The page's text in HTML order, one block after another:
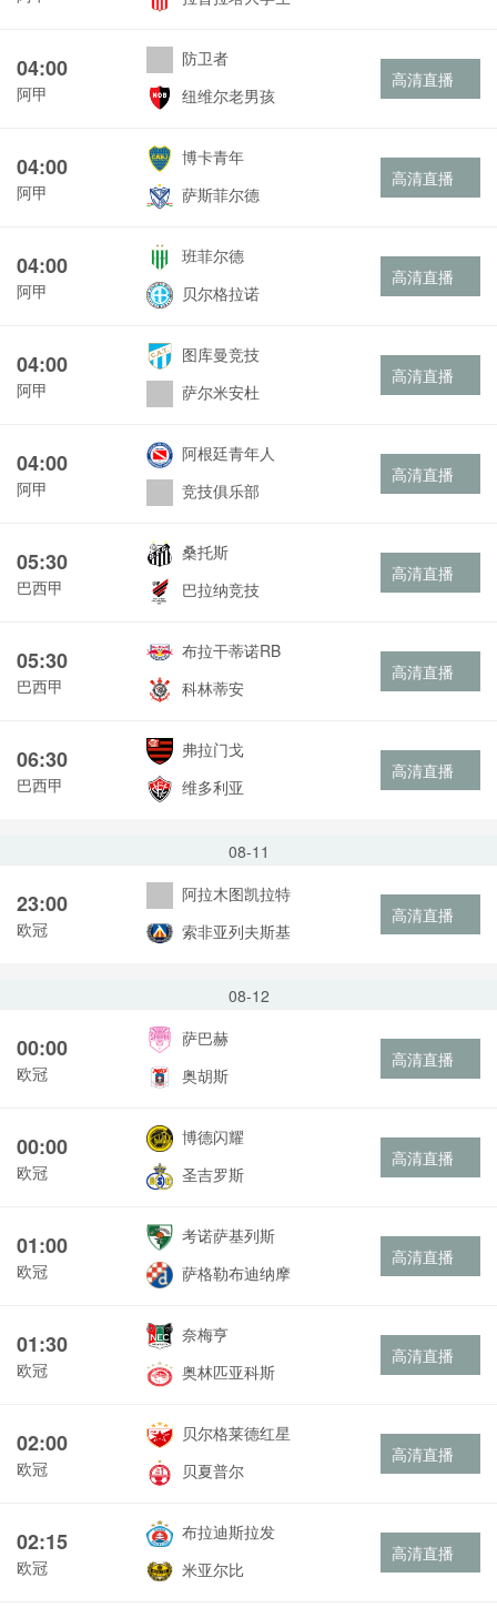
04:00
阿甲
防卫者
纽维尔老男孩
高清直播
04:00
阿甲
博卡青年
萨斯菲尔德
高清直播
04:00
阿甲
班菲尔德
贝尔格拉诺
高清直播
04:00
阿甲
图库曼竞技
萨尔米安杜
高清直播
04:00
阿甲
阿根廷青年人
竞技俱乐部
高清直播
05:30
巴西甲
桑托斯
巴拉纳竞技
高清直播
05:30
巴西甲
布拉干蒂诺RB
科林蒂安
高清直播
06:30
巴西甲
弗拉门戈
维多利亚
高清直播
08-11
23:00
欧冠
阿拉木图凯拉特
索非亚列夫斯基
高清直播
08-12
00:00
欧冠
萨巴赫
奥胡斯
高清直播
00:00
欧冠
博德闪耀
圣吉罗斯
高清直播
01:00
欧冠
考诺萨基列斯
萨格勒布迪纳摩
高清直播
01:30
欧冠
奈梅亨
奥林匹亚科斯
高清直播
02:00
欧冠
贝尔格莱德红星
贝夏普尔
高清直播
02:15
欧冠
布拉迪斯拉发
米亚尔比
高清直播